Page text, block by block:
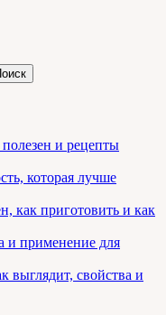
и рецепты
которая лучше
как приготовить и как
и применение для
выглядит, свойства и